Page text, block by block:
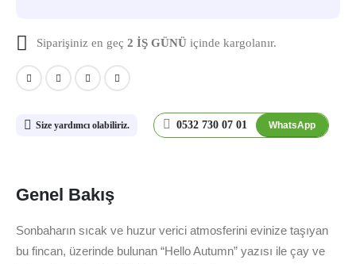
Siparişiniz en geç 2 İŞ GÜNÜ içinde kargolanır.
Size yardımcı olabiliriz. 0532 730 07 01 WhatsApp
Genel Bakış
Sonbaharın sıcak ve huzur verici atmosferini evinize taşıyan
bu fincan, üzerinde bulunan “Hello Autumn” yazısı ile çay ve